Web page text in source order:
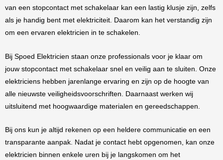
van een stopcontact met schakelaar kan een lastig klusje zijn, zelfs
als je handig bent met elektriciteit. Daarom kan het verstandig zijn
om een ervaren elektricien in te schakelen.
Bij Spoed Elektricien staan onze professionals voor je klaar om
jouw stopcontact met schakelaar snel en veilig aan te sluiten. Onze
elektriciens hebben jarenlange ervaring en zijn op de hoogte van
alle nieuwste veiligheidsvoorschriften. Daarnaast werken wij
uitsluitend met hoogwaardige materialen en gereedschappen.
Bij ons kun je altijd rekenen op een heldere communicatie en een
transparante aanpak. Nadat je contact hebt opgenomen, kan onze
elektricien binnen enkele uren bij je langskomen om het